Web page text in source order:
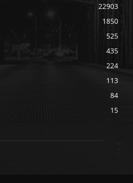
22903
1850
525
435
224
113
84
15